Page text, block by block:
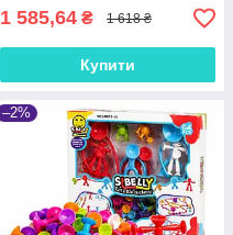
1 585,64 ₴ 1 618 ₴
Купити
–2%